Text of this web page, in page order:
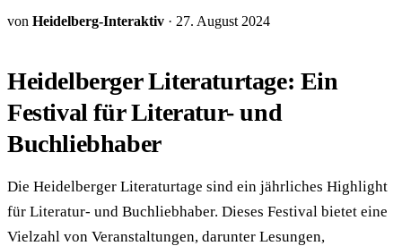
von Heidelberg-Interaktiv · 27. August 2024
Heidelberger Literaturtage: Ein
Festival für Literatur- und
Buchliebhaber
Die Heidelberger Literaturtage sind ein jährliches Highlight
für Literatur- und Buchliebhaber. Dieses Festival bietet eine
Vielzahl von Veranstaltungen, darunter Lesungen,